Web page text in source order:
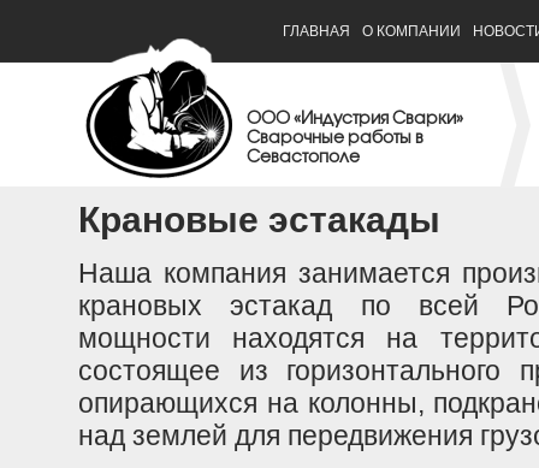
ГЛАВНАЯ О КОМПАНИИ
ООО «Индустрия Сварки»
Сварочные работы в
Севастополе
Крановые эстакады
Наша компания занимается
крановых эстакад по всей
мощности находятся на
состоящее из горизонтального
опирающихся на колонны,
над землей для передвижения